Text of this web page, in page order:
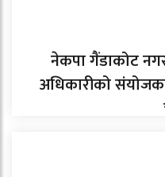
नेकपा गैंडाकोट
अधिकारीको